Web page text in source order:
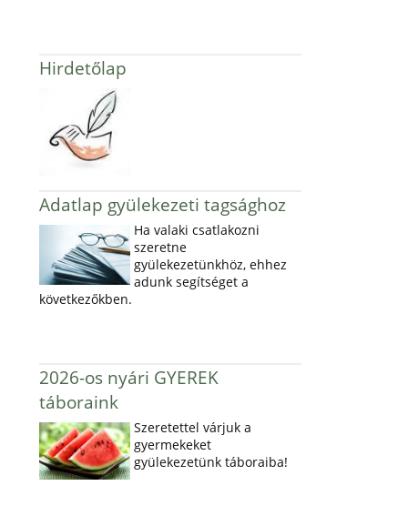
Hirdetőlap
Adatlap gyülekezeti tagsághoz
Ha valaki csatlakozni
szeretne
gyülekezetünkhöz, ehhez
adunk segítséget a
következőkben.
2026-os nyári GYEREK
táboraink
Szeretettel várjuk a
gyermekeket
gyülekezetünk táboraiba!